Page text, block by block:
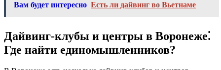
Вам будет интересно Есть ли дайвинг во Вьетнаме
Дайвинг-клубы и центры в Воронеже⁚
Где найти единомышленников?